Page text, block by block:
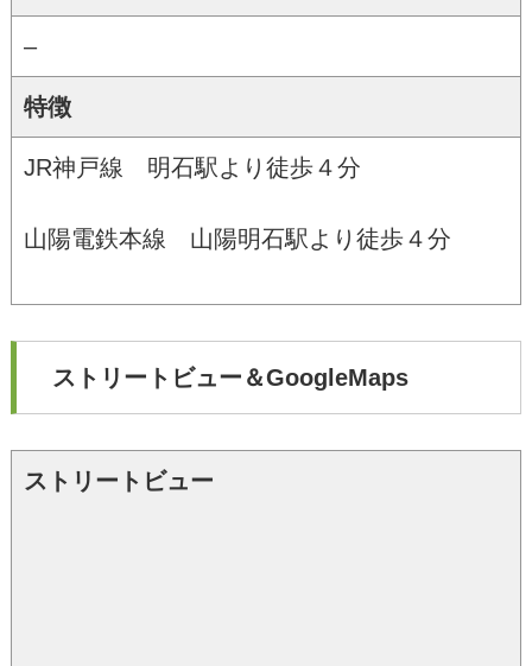
–
特徴
JR神戸線 明石駅より徒歩４分
山陽電鉄本線 山陽明石駅より徒歩４分
ストリートビュー＆GoogleMaps
ストリートビュー